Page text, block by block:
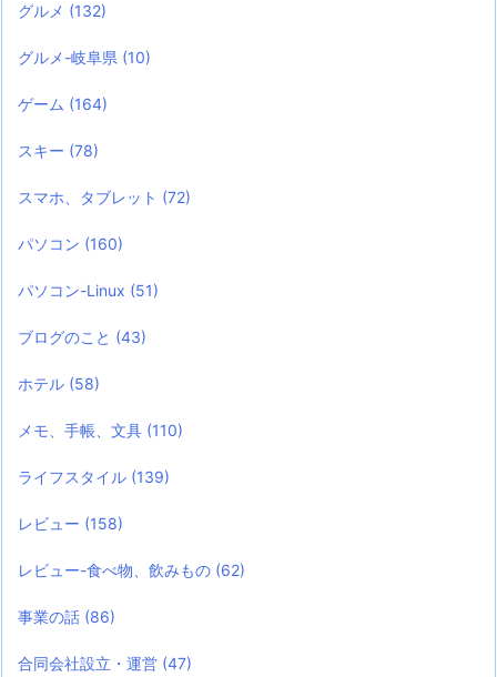
グルメ (132)
グルメ-岐阜県 (10)
ゲーム (164)
スキー (78)
スマホ、タブレット (72)
パソコン (160)
パソコン-Linux (51)
ブログのこと (43)
ホテル (58)
メモ、手帳、文具 (110)
ライフスタイル (139)
レビュー (158)
レビュー-食べ物、飲みもの (62)
事業の話 (86)
合同会社設立・運営 (47)